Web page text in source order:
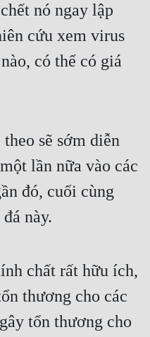
nó ngay lập
cứu xem virus
có thể có giá
sẽ sớm diễn
lần nữa vào các
đó, cuối cùng
này.
chất rất hữu ích,
thương cho các
tổn thương cho